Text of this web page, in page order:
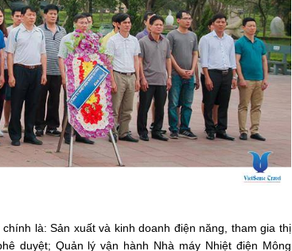
là: Sản xuất và kinh doanh điện năng, tham gia thị
duyệt; Quản lý vận hành Nhà máy Nhiệt điện Mông